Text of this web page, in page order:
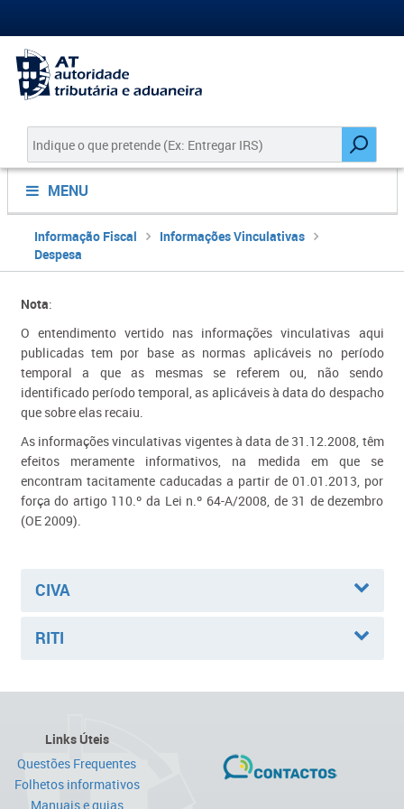
MENU
Informação Fiscal
Informações Vinculativas
Despesa
​​​Nota:
O entendimento vertido nas informações vinculativas aqui
publicadas tem por base as normas aplicáveis no período
temporal a que as mesmas se referem ou, não sendo
identificado período temporal, as aplicáveis à data do despacho
que sobre elas recaiu.
As informações vinculativas vigentes à data de 31.12.2008, têm
efeitos meramente informativos, na medida em que se
encontram tacitamente caducadas a partir de 01.01.2013, por
força do artigo 110.º da Lei n.º 64-A/2008, de 31 de dezembro
(OE 2009).
CIVA
RITI
Links Úteis
Questões Frequentes
Folhetos informativos
Manuais e guias